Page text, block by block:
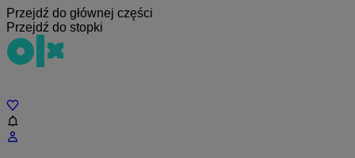
Przejdź do głównej części
Przejdź do stopki